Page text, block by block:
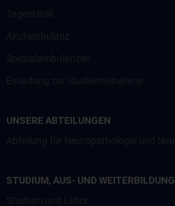
UNSERE ABTEILUNGEN
STUDIUM, AUS- UND WEITERBILDUNG